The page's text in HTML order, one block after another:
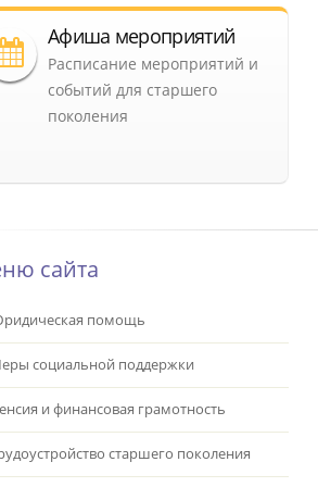
Афиша мероприятий
Расписание мероприятий и
событий для старшего
поколения
сайта
помощь
социальной поддержки
и финансовая грамотность
старшего поколения